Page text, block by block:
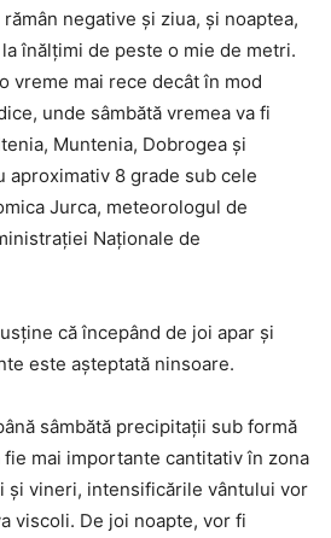
negative şi ziua, şi noaptea,
înălţimi de peste o mie de metri.
vreme mai rece decât în mod
unde sâmbătă vremea va fi
Muntenia, Dobrogea şi
aproximativ 8 grade sub cele
Jurca, meteorologul de
Naţionale de
că începând de joi apar şi
este aşteptată ninsoare.
sâmbătă precipitaţii sub formă
mai importante cantitativ în zona
şi vineri, intensificările vântului vor
viscoli. De joi noapte, vor fi